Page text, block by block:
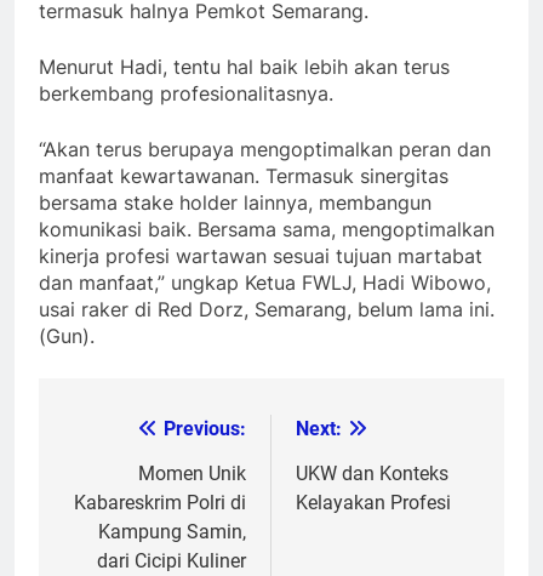
termasuk halnya Pemkot Semarang.
Menurut Hadi, tentu hal baik lebih akan terus
berkembang profesionalitasnya.
“Akan terus berupaya mengoptimalkan peran dan
manfaat kewartawanan. Termasuk sinergitas
bersama stake holder lainnya, membangun
komunikasi baik. Bersama sama, mengoptimalkan
kinerja profesi wartawan sesuai tujuan martabat
dan manfaat,” ungkap Ketua FWLJ, Hadi Wibowo,
usai raker di Red Dorz, Semarang, belum lama ini.
(Gun).
navigation
Previous:
Momen Unik
Kabareskrim Polri di
Kampung Samin,
dari Cicipi Kuliner
Next:
UKW dan Konteks
Kelayakan Profesi